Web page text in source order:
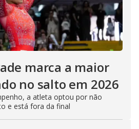
marca a maior
no salto em 2026
a atleta optou por não
e está fora da final